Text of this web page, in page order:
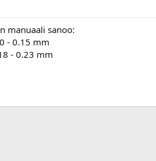
manuaali sanoo:
- 0.15 mm
- 0.23 mm